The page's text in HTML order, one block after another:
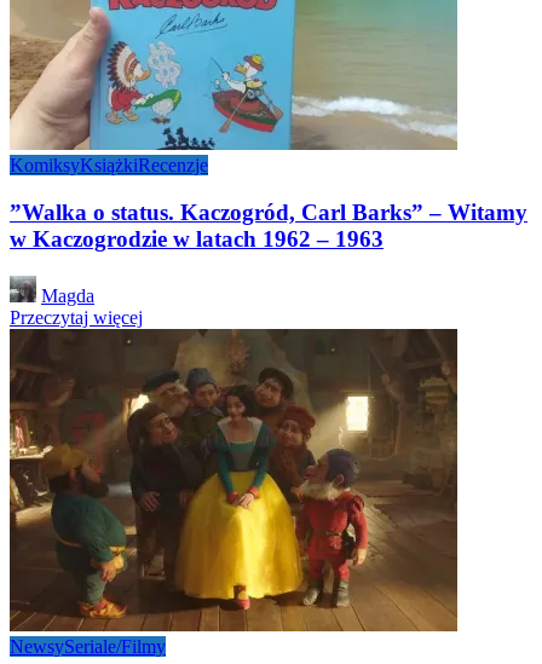
KomiksyKsiążkiRecenzje
”Walka o status. Kaczogród, Carl Barks” – Witamy
w Kaczogrodzie w latach 1962 – 1963
Posted
by
Magda
Przeczytaj więcej
NewsySeriale/Filmy